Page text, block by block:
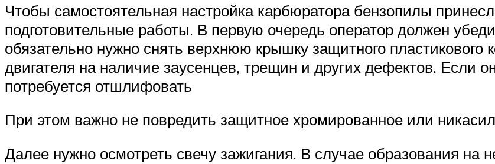
Чтобы самостоятельная настройка карбюратора бензопилы
подготовительные работы. В первую очередь оператор должен
обязательно нужно снять верхнюю крышку защитного
двигателя на наличие заусенцев, трещин и других дефектов. Если
потребуется отшлифовать
При этом важно не повредить защитное хромированное или
Далее нужно осмотреть свечу зажигания. В случае образования на